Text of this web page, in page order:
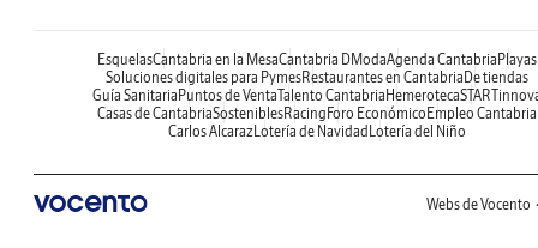
EsquelasCantabria en la MesaCantabria DModaAgenda CantabriaPlayas
Soluciones digitales para PymesRestaurantes en CantabriaDe tiendas
Guía SanitariaPuntos de VentaTalento CantabriaHemeroteca
Casas de CantabriaSosteniblesRacingForo EconómicoEmpleo Cantabria
Carlos AlcarazLotería de NavidadLotería del Niño
Webs de Vocento